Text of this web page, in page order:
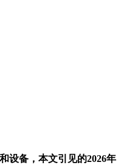
设备，本文引见的2026年